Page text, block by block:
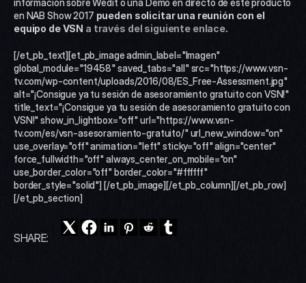
en NAB Show 2017 pueden solicitar una reunión con el
equipo de VSN a través del siguiente enlace.
[/et_pb_text][et_pb_image admin_label="Imagen"
global_module="19458" saved_tabs="all" src="https://www.vsn-
tv.com/wp-content/uploads/2016/08/ES_Free-Assessment.jpg"
alt="¡Consigue ya tu sesión de asesoramiento gratuito con VSN!"
title_text="¡Consigue ya tu sesión de asesoramiento gratuito con
VSN!" show_in_lightbox="off" url="https://www.vsn-
tv.com/es/vsn-asesoramiento-gratuito/" url_new_window="on"
use_overlay="off" animation="left" sticky="off" align="center"
force_fullwidth="off" always_center_on_mobile="on"
use_border_color="off" border_color="#ffffff"
border_style="solid"] [/et_pb_image][/et_pb_column][/et_pb_row]
[/et_pb_section]
SHARE: